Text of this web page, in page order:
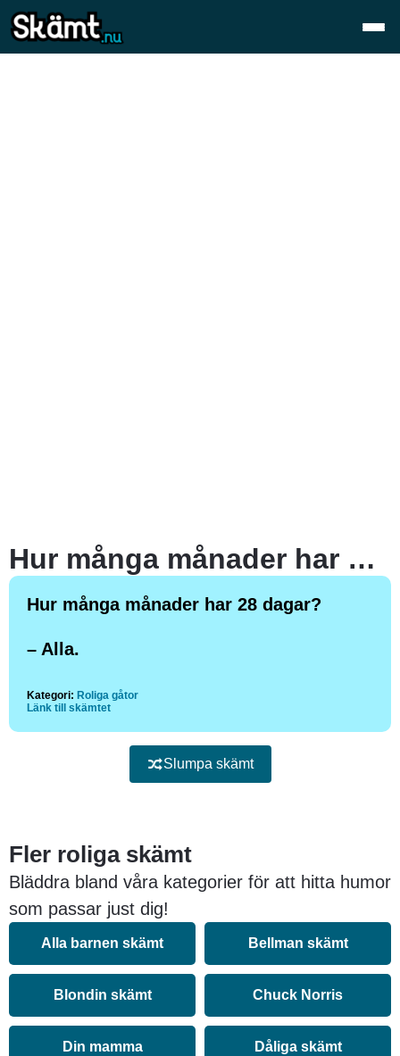
Hur många månader har 28 dagar?
Hur många månader har 28 dagar?
– Alla.
Kategori: Roliga gåtor
Länk till skämtet
Slumpa skämt
Fler roliga skämt
Bläddra bland våra kategorier för att hitta humor
som passar just dig!
Alla barnen skämt Bellman skämt
Blondin skämt Chuck Norris
Din mamma Dåliga skämt